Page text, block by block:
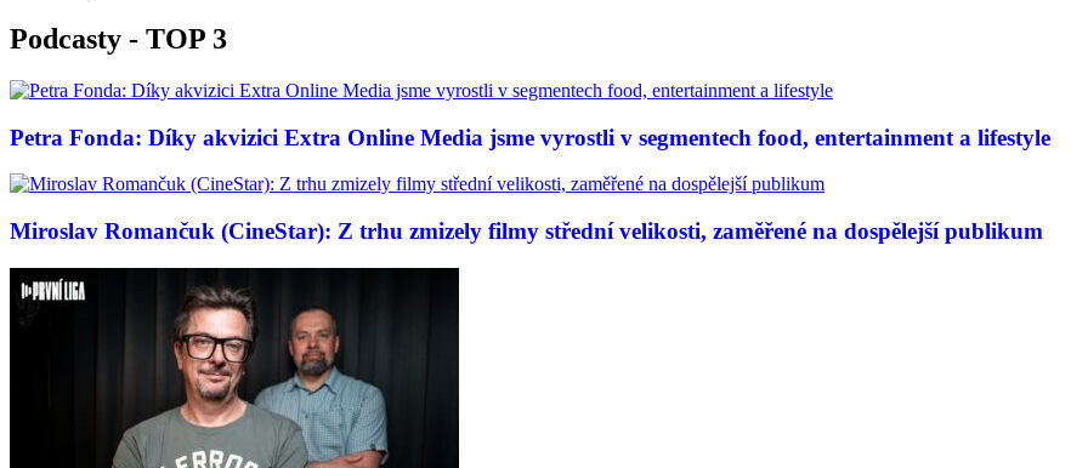
Podcasty - TOP 3
Petra Fonda: Díky akvizici Extra Online Media jsme vyrostli v segmentech food, entertainment a lifestyle
Miroslav Romančuk (CineStar): Z trhu zmizely filmy střední velikosti, zaměřené na dospělejší publikum